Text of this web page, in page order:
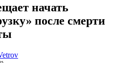
начать
после смерти